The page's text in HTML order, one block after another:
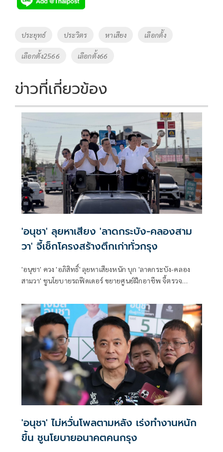
b
o
o
k
er y
Li
n
k
Tags
ประยุทธ์ ประวิตร หาเสียง เลือกต้ัง
เลือกตั้ง2566 เลือกตั้ง66
ข่าวที่เกี่ยวข้อง
'อนุชา' ลุยหาเสียง 'ลาดกระบัง-คลองสาม
วา' จี้เช็กโครงสร้างตึกเก่าทั่วกรุง
'อนุชา' ควง 'อภิสิทธิ์' ลุยหาเสียงหนัก บุก 'ลาดกระบัง-คลอง
สามวา' ชูนโยบายรถฟีดเดอร์ ขยายศูนย์ฝึกอาชีพ จี้ตรวจ
'อนุชา' ไม่หวั่นโพลตามหลัง เร่งทำงานหนัก
ขึ้น ชูนโยบายอนาคตคนกรุง